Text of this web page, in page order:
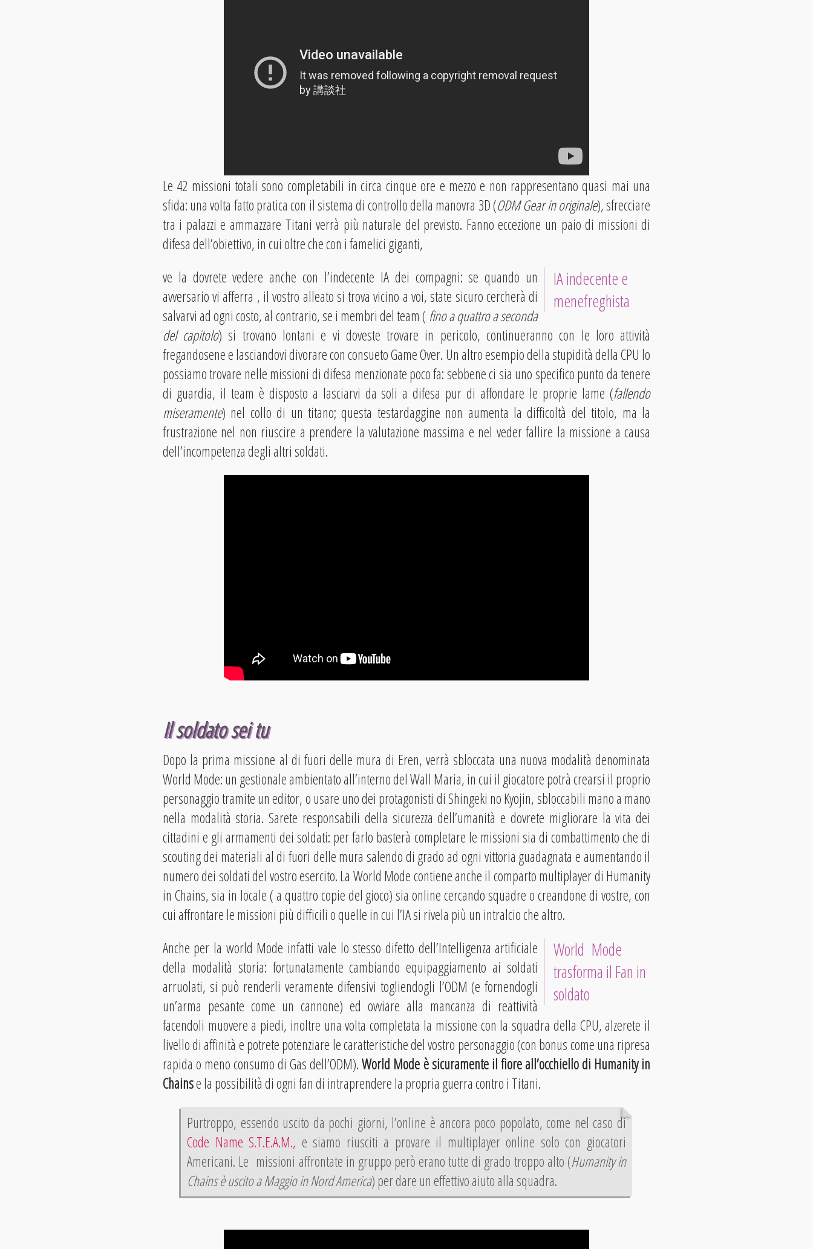
Le 42 missioni totali sono completabili in circa cinque ore e mezzo e non rappresentano quasi mai una
sfida: una volta fatto pratica con il sistema di controllo della manovra 3D (ODM Gear in originale), sfrecciare
tra i palazzi e ammazzare Titani verrà più naturale del previsto. Fanno eccezione un paio di missioni di
difesa dell’obiettivo, in cui oltre che con i famelici giganti,
IA indecente e
menefreghista
ve la dovrete vedere anche con l’indecente IA dei compagni: se quando un
avversario vi afferra , il vostro alleato si trova vicino a voi, state sicuro cercherà di
salvarvi ad ogni costo, al contrario, se i membri del team ( fino a quattro a seconda
del capitolo) si trovano lontani e vi doveste trovare in pericolo, continueranno con le loro attività
fregandosene e lasciandovi divorare con consueto Game Over. Un altro esempio della stupidità della CPU lo
possiamo trovare nelle missioni di difesa menzionate poco fa: sebbene ci sia uno specifico punto da tenere
di guardia, il team è disposto a lasciarvi da soli a difesa pur di affondare le proprie lame (fallendo
miseramente) nel collo di un titano; questa testardaggine non aumenta la difficoltà del titolo, ma la
frustrazione nel non riuscire a prendere la valutazione massima e nel veder fallire la missione a causa
dell’incompetenza degli altri soldati.
Il soldato sei tu
Dopo la prima missione al di fuori delle mura di Eren, verrà sbloccata una nuova modalità denominata
World Mode: un gestionale ambientato all’interno del Wall Maria, in cui il giocatore potrà crearsi il proprio
personaggio tramite un editor, o usare uno dei protagonisti di Shingeki no Kyojin, sbloccabili mano a mano
nella modalità storia. Sarete responsabili della sicurezza dell’umanità e dovrete migliorare la vita dei
cittadini e gli armamenti dei soldati: per farlo basterà completare le missioni sia di combattimento che di
scouting dei materiali al di fuori delle mura salendo di grado ad ogni vittoria guadagnata e aumentando il
numero dei soldati del vostro esercito. La World Mode contiene anche il comparto multiplayer di Humanity
in Chains, sia in locale ( a quattro copie del gioco) sia online cercando squadre o creandone di vostre, con
cui affrontare le missioni più difficili o quelle in cui l’IA si rivela più un intralcio che altro.
World Mode
trasforma il Fan in
soldato
Anche per la world Mode infatti vale lo stesso difetto dell’Intelligenza artificiale
della modalità storia: fortunatamente cambiando equipaggiamento ai soldati
arruolati, si può renderli veramente difensivi togliendogli l’ODM (e fornendogli
un’arma pesante come un cannone) ed ovviare alla mancanza di reattività
facendoli muovere a piedi, inoltre una volta completata la missione con la squadra della CPU, alzerete il
livello di affinità e potrete potenziare le caratteristiche del vostro personaggio (con bonus come una ripresa
rapida o meno consumo di Gas dell’ODM).World Mode è sicuramente il fiore all’occhiello di Humanity in
Chainse la possibilità di ogni fan di intraprendere la propria guerra contro i Titani.
Purtroppo, essendo uscito da pochi giorni, l’online è ancora poco popolato, come nel caso di
Code Name S.T.E.A.M., e siamo riusciti a provare il multiplayer online solo con giocatori
Americani. Le missioni affrontate in gruppo però erano tutte di grado troppo alto (Humanity in
Chains è uscito a Maggio in Nord America) per dare un effettivo aiuto alla squadra.